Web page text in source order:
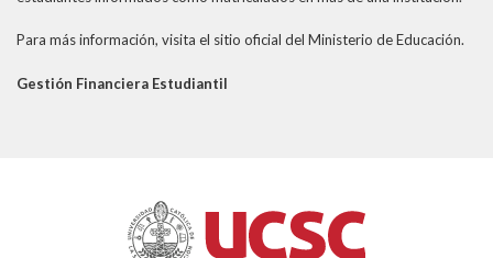
Para más información, visita el sitio oficial del Ministerio de Educación.
Gestión Financiera Estudiantil